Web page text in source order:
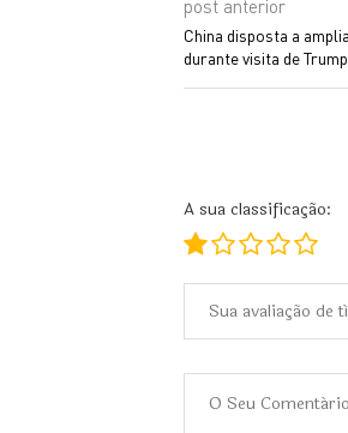
post anterior
China disposta a
durante visita de Trump
A sua classificação: